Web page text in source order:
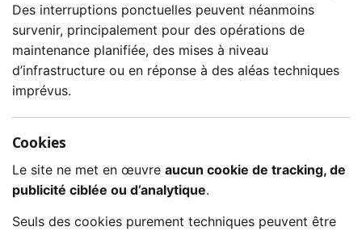
Des interruptions ponctuelles peuvent néanmoins
survenir, principalement pour des opérations de
maintenance planifiée, des mises à niveau
d’infrastructure ou en réponse à des aléas techniques
imprévus.
Cookies
Le site ne met en œuvre aucun cookie de tracking, de
publicité ciblée ou d’analytique.
Seuls des cookies purement techniques peuvent être